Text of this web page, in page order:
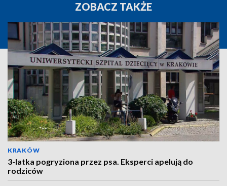
ZOBACZ TAKŻE
KRAKÓW
3-latka pogryziona przez psa. Eksperci apelują do
rodziców